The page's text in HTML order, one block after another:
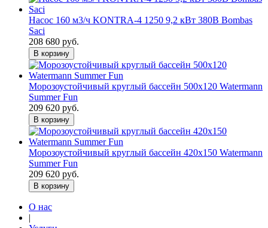
Насос 160 м3/ч KONTRA-4 1250 9,2 кВт 380В Bombas
Saci
208 680 руб.
В корзину
Морозоустойчивый круглый бассейн 500х120 Watermann
Summer Fun
209 620 руб.
В корзину
Морозоустойчивый круглый бассейн 420х150 Watermann
Summer Fun
209 620 руб.
В корзину
О нас
|